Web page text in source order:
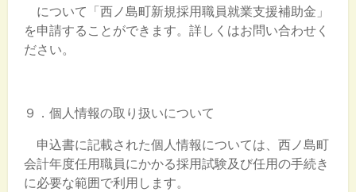
について「西ノ島町新規採用職員就業支援補助金」
を申請することができます。詳しくはお問い合わせく
ださい。
９．個人情報の取り扱いについて
申込書に記載された個人情報については、西ノ島町
会計年度任用職員にかかる採用試験及び任用の手続き
に必要な範囲で利用します。